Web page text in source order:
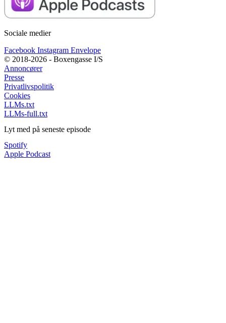
Sociale medier
Facebook Instagram Envelope
© 2018-2026 - Boxengasse I/S
Annoncører
Presse
Privatlivspolitik
Cookies
LLMs.txt
LLMs-full.txt
Lyt med på seneste episode
Spotify
Apple Podcast